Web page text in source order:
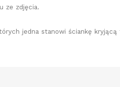
ze zdjęcia.
jedna stanowi ściankę kryjącą